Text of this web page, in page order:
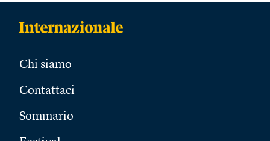
Chi siamo
Contattaci
Sommario